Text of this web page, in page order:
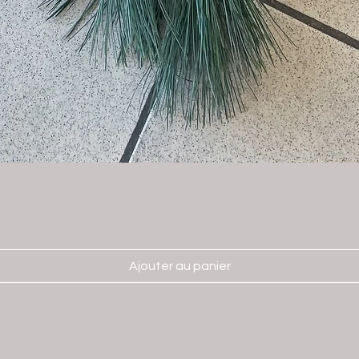
Ajouter au panier